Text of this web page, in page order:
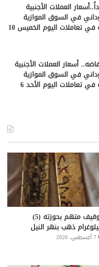
العملات الأجنبية
في السوق الموازية
والبنوك السودانية في تعاملات اليوم الخميس 10
أسعار العملات الأجنبية
في السوق الموازية
والبنوك السودانية في تعاملات اليوم الأحد 6
توقيف متهم بحوزته (5)
ذهب بنهر النيل
7 أغسطس، 2026